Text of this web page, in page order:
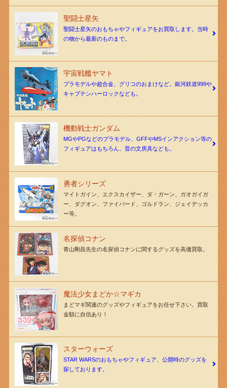
聖闘士星矢
聖闘士星矢のおもちゃやフィギュアをお買取します。当時
の物から最新のものまで。
宇宙戦艦ヤマト
プラモデルや超合金、グリコのおまけなど。銀河鉄道999や
キャプテンハーロックなども。
機動戦士ガンダム
MGやPGなどのプラモデル、GFFやMSインアクション等の
フィギュアはもちろん、昔の文房具なども。
勇者シリーズ
マイトガイン、エクスカイザー、ダ・ガーン、ガオガイガ
ー、ダグオン、ファイバード、ゴルドラン、ジェイデッカ
ー等。
名探偵コナン
青山剛昌先生の名探偵コナンに関するグッズを高価買取。
魔法少女まどか☆マギカ
まどマギ関連のグッズやフィギュアをお任せ下さい。買取
金額に自信あり！
スターウォーズ
STAR WARSのおもちゃやフィギュア、公開時のグッズを
探しております。